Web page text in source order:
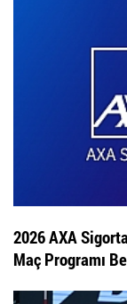
2026 AXA
Maç Programı